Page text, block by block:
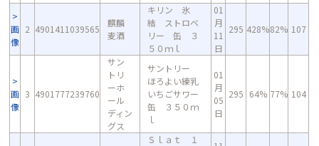
画
像
2 4901411039565
麒麟
麦酒
キリン 氷
結 ストロベ
リー 缶 ３
５０ｍｌ
01
月
11
日
295 428%82% 107
画
像
3 4901777239760
サン
トリ
ーホ
ール
ディン
グス
サントリー
ほろよい練乳
いちごサワー
缶 ３５０ｍ
ｌ
01
月
05
日
295 64% 77% 104
Ｓｌａｔ １